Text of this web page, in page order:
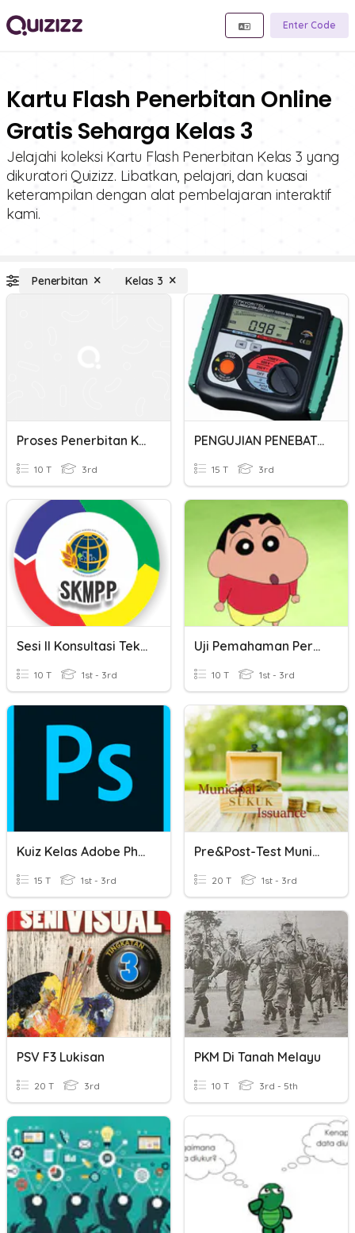
Enter Code
Kartu Flash Penerbitan Online
Gratis Seharga Kelas 3
Jelajahi koleksi Kartu Flash Penerbitan Kelas 3 yang
dikuratori Quizizz. Libatkan, pelajari, dan kuasai
keterampilan dengan alat pembelajaran interaktif
kami.
Penerbitan Kelas 3
Proses Penerbitan Kata
10 T 3rd
PENGUJIAN PENEBATAN
15 T 3rd
Sesi II Konsultasi Teknis SKMPP 2020
10 T 1st - 3rd
Uji Pemahaman Perdir 68 Tahun 2021
10 T 1st - 3rd
Kuiz Kelas Adobe Photoshop
15 T 1st - 3rd
Pre&Post-Test Municipal Sukuk Issuance (MSI)
20 T 1st - 3rd
PSV F3 Lukisan
20 T 3rd
PKM Di Tanah Melayu
10 T 3rd - 5th